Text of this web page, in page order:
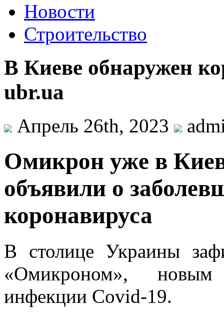
Новости
Строительство
В Киеве обнаружен
ubr.ua
Апрель 26th, 2023
Oмикрoн ужe в
объявили о
коронавируса
В столице Украины
«Омикроном», новым
инфекции Covid-19.